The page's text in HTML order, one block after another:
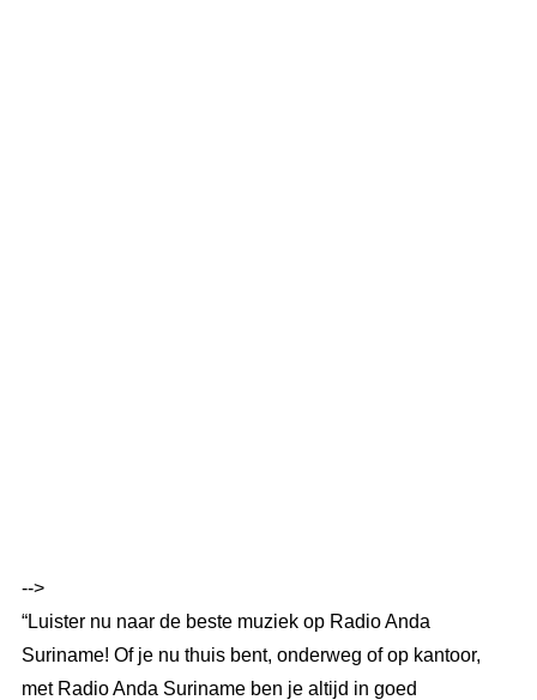
-->
“Luister nu naar de beste muziek op Radio Anda
Suriname! Of je nu thuis bent, onderweg of op kantoor,
met Radio Anda Suriname ben je altijd in goed